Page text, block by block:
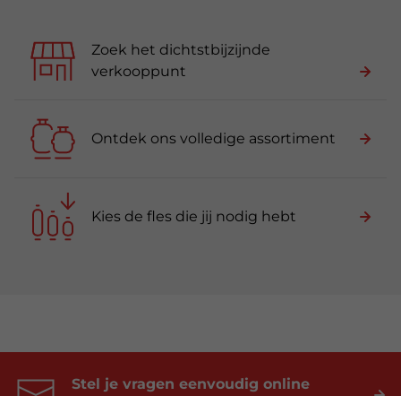
Zoek het dichtstbijzijnde
verkooppunt
Ontdek ons volledige assortiment
Kies de fles die jij nodig hebt
Stel je vragen eenvoudig online